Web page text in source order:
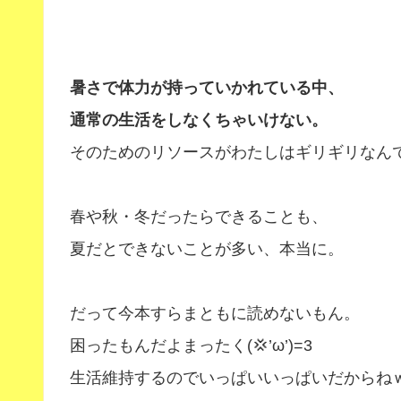
暑さで体力が持っていかれている中、
通常の生活をしなくちゃいけない。
そのためのリソースがわたしはギリギリなん
春や秋・冬だったらできることも、
夏だとできないことが多い、本当に。
だって今本すらまともに読めないもん。
困ったもんだよまったく(💢’ω’)=3
生活維持するのでいっぱいいっぱいだからね